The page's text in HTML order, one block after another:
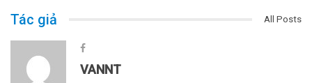
Tác giả All Posts
VANNT